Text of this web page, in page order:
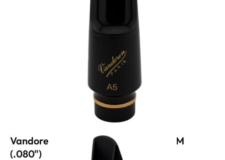
Vandoren Altsaxmundstück "V16" A7M
(.080")